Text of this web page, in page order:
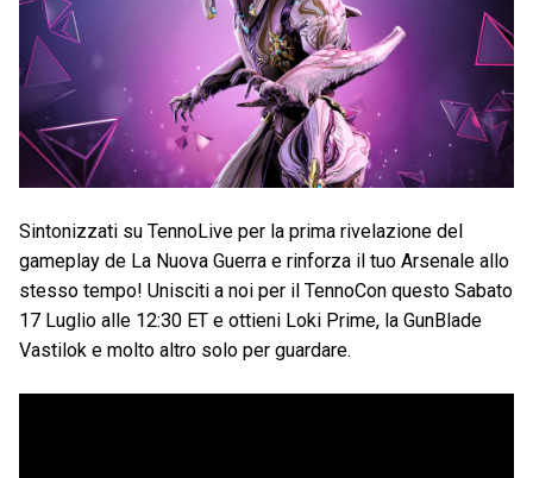
Sintonizzati su TennoLive per la prima rivelazione del
gameplay de La Nuova Guerra e rinforza il tuo Arsenale allo
stesso tempo! Unisciti a noi per il TennoCon questo Sabato
17 Luglio alle 12:30 ET e ottieni Loki Prime, la GunBlade
Vastilok e molto altro solo per guardare.